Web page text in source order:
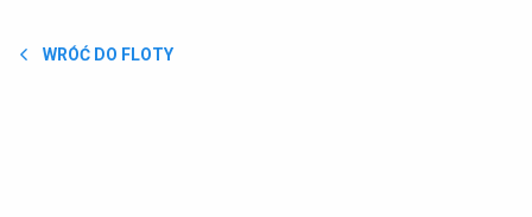
WRÓĆ DO FLOTY